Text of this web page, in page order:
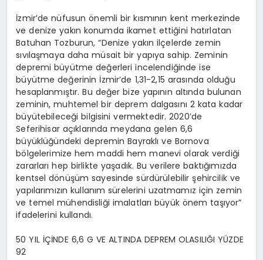
İzmir’de nüfusun önemli bir kısmının kent merkezinde
ve denize yakın konumda ikamet ettiğini hatırlatan
Batuhan Tozburun, “Denize yakın ilçelerde zemin
sıvılaşmaya daha müsait bir yapıya sahip. Zeminin
depremi büyütme değerleri incelendiğinde ise
büyütme değerinin İzmir’de 1,31-2,15 arasında olduğu
hesaplanmıştır. Bu değer bize yapının altında bulunan
zeminin, muhtemel bir deprem dalgasını 2 kata kadar
büyütebileceği bilgisini vermektedir. 2020’de
Seferihisar açıklarında meydana gelen 6,6
büyüklüğündeki depremin Bayraklı ve Bornova
bölgelerimize hem maddi hem manevi olarak verdiği
zararları hep birlikte yaşadık.Bu verilere baktığımızda
kentsel dönüşüm sayesinde sürdürülebilir şehircilik ve
yapılarımızın kullanım sürelerini uzatmamız için zemin
ve temel mühendisliği imalatları büyük önem taşıyor”
ifadelerini kullandı.
50 YIL İÇİNDE 6,6 G VE ALTINDA DEPREM OLASILIĞI YÜZDE
92